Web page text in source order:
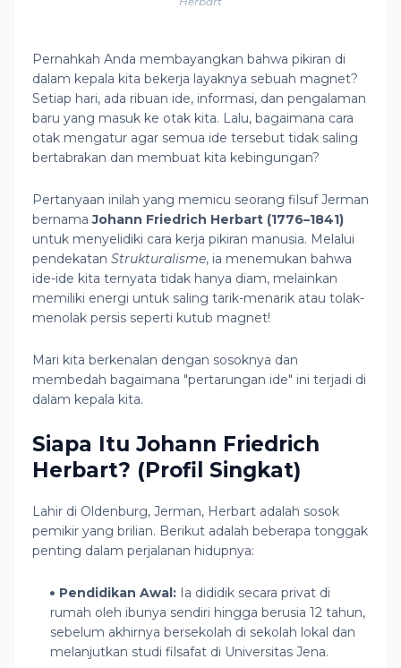
Pernahkah Anda membayangkan bahwa pikiran di
dalam kepala kita bekerja layaknya sebuah magnet?
Setiap hari, ada ribuan ide, informasi, dan pengalaman
baru yang masuk ke otak kita. Lalu, bagaimana cara
otak mengatur agar semua ide tersebut tidak saling
bertabrakan dan membuat kita kebingungan?
Pertanyaan inilah yang memicu seorang filsuf Jerman
bernamaJohann Friedrich Herbart (1776–1841)
untuk menyelidiki cara kerja pikiran manusia. Melalui
pendekatan Strukturalisme, ia menemukan bahwa
ide-ide kita ternyata tidak hanya diam, melainkan
memiliki energi untuk saling tarik-menarik atau tolak-
menolak persis seperti kutub magnet!
Mari kita berkenalan dengan sosoknya dan
membedah bagaimana "pertarungan ide" ini terjadi di
dalam kepala kita.
Siapa Itu Johann Friedrich
Herbart? (Profil Singkat)
Lahir di Oldenburg, Jerman, Herbart adalah sosok
pemikir yang brilian. Berikut adalah beberapa tonggak
penting dalam perjalanan hidupnya:
Pendidikan Awal: Ia dididik secara privat di
rumah oleh ibunya sendiri hingga berusia 12 tahun,
sebelum akhirnya bersekolah di sekolah lokal dan
melanjutkan studi filsafat di Universitas Jena.